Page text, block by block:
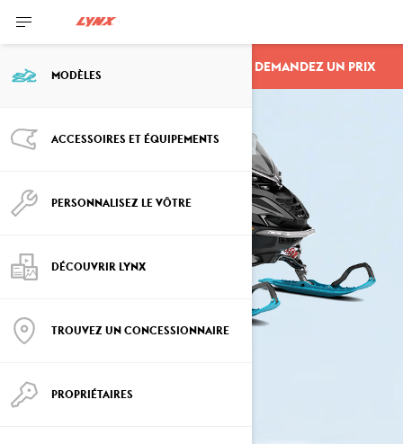
MODÈLES
ACCESSOIRES ET ÉQUIPEMENTS
PERSONNALISEZ LE VÔTRE
DÉCOUVRIR LYNX
TROUVEZ UN CONCESSIONNAIRE
PROPRIÉTAIRES
COMMANDER DEMANDEZ UN PRIX